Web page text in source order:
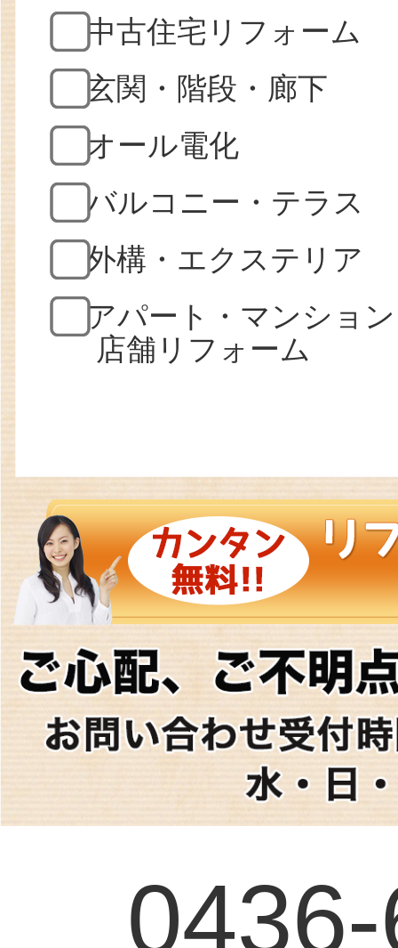
中古住宅リフォーム
玄関・階段・廊下
オール電化
バルコニー・テラス
外構・エクステリア
アパート・マンション
店舗リフォーム